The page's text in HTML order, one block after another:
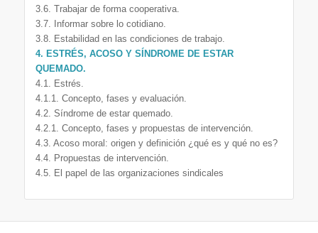
3.6. Trabajar de forma cooperativa.
3.7. Informar sobre lo cotidiano.
3.8. Estabilidad en las condiciones de trabajo.
4. ESTRÉS, ACOSO Y SÍNDROME DE ESTAR
QUEMADO.
4.1. Estrés.
4.1.1. Concepto, fases y evaluación.
4.2. Síndrome de estar quemado.
4.2.1. Concepto, fases y propuestas de intervención.
4.3. Acoso moral: origen y definición ¿qué es y qué no es?
4.4. Propuestas de intervención.
4.5. El papel de las organizaciones sindicales